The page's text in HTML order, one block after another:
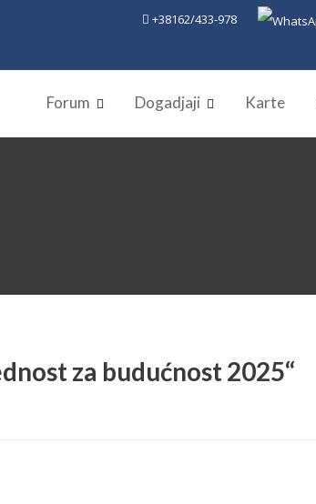
+38162/433-978
Forum Dogadjaji Karte
za budućnost 2025“